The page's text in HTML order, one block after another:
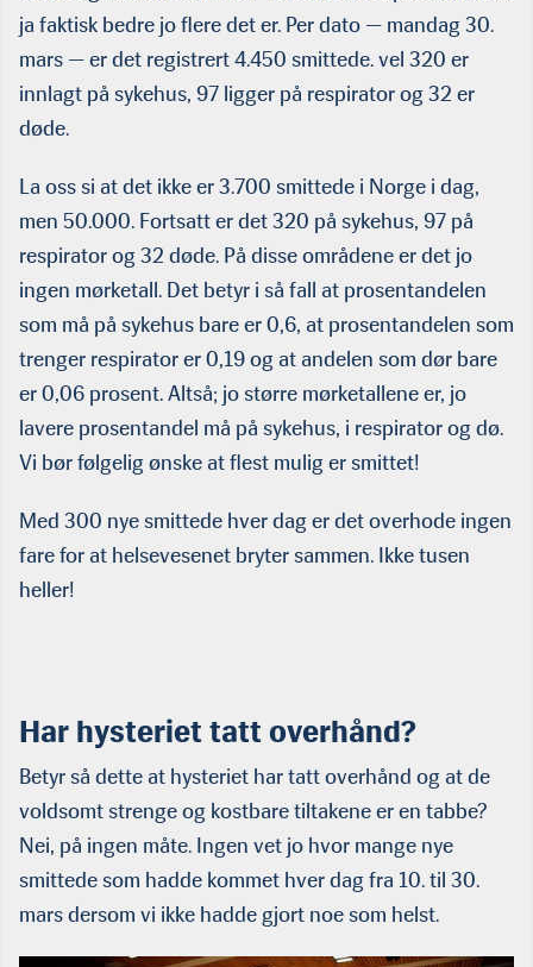
ja faktisk bedre jo flere det er. Per dato — mandag 30.
mars — er det registrert 4.450 smittede. vel 320 er
innlagt på sykehus, 97 ligger på respirator og 32 er
døde.
La oss si at det ikke er 3.700 smittede i Norge i dag,
men 50.000. Fortsatt er det 320 på sykehus, 97 på
respirator og 32 døde. På disse områdene er det jo
ingen mørketall. Det betyr i så fall at prosentandelen
som må på sykehus bare er 0,6, at prosentandelen som
trenger respirator er 0,19 og at andelen som dør bare
er 0,06 prosent. Altså; jo større mørketallene er, jo
lavere prosentandel må på sykehus, i respirator og dø.
Vi bør følgelig ønske at flest mulig er smittet!
Med 300 nye smittede hver dag er det overhode ingen
fare for at helsevesenet bryter sammen. Ikke tusen
heller!
Har hysteriet tatt overhånd?
Betyr så dette at hysteriet har tatt overhånd og at de
voldsomt strenge og kostbare tiltakene er en tabbe?
Nei, på ingen måte. Ingen vet jo hvor mange nye
smittede som hadde kommet hver dag fra 10. til 30.
mars dersom vi ikke hadde gjort noe som helst.